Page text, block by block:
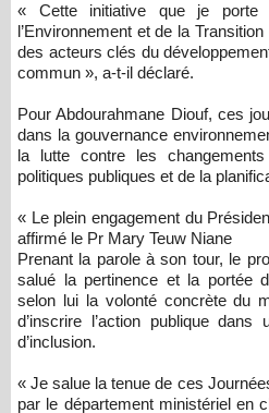
« Cette initiative que je
l’Environnement et de la
des acteurs clés du
commun », a-t-il déclaré.
Pour Abdourahmane Diouf, ces
dans la gouvernance
la lutte contre les
politiques publiques et de la
« Le plein engagement du
affirmé le Pr Mary Teuw Niane
Prenant la parole à son tour, le
salué la pertinence et la portée
selon lui la volonté concrète du
d’inscrire l’action publique
d’inclusion.
« Je salue la tenue de ces
par le département ministériel en